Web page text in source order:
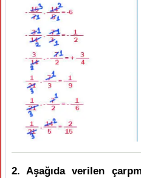
2. Aşağıda verilen